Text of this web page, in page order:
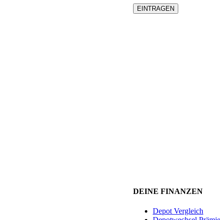
DEINE FINANZEN
Depot Vergleich